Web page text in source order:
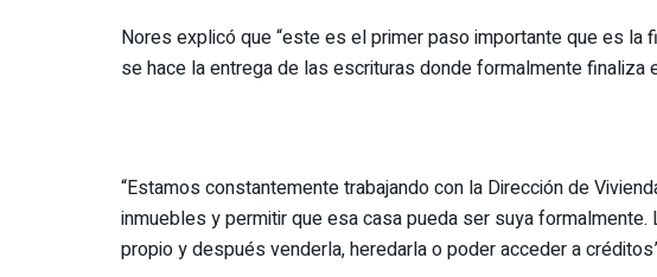
Nores explicó que “este es el primer paso importante que es la
se hace la entrega de las escrituras donde formalmente finaliza
“Estamos constantemente trabajando con la Dirección de
inmuebles y permitir que esa casa pueda ser suya
propio y después venderla, heredarla o poder acceder a